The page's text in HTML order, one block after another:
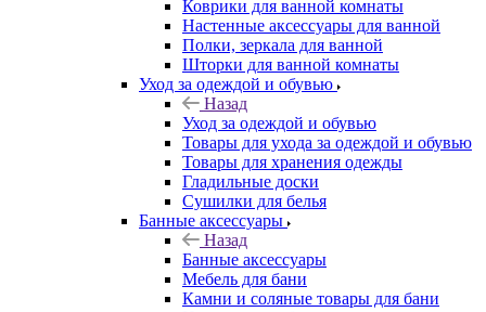
Коврики для ванной комнаты
Настенные аксессуары для ванной
Полки, зеркала для ванной
Шторки для ванной комнаты
Уход за одеждой и обувью
Назад
Уход за одеждой и обувью
Товары для ухода за одеждой и обувью
Товары для хранения одежды
Гладильные доски
Сушилки для белья
Банные аксессуары
Назад
Банные аксессуары
Мебель для бани
Камни и соляные товары для бани